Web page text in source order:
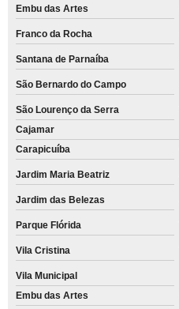
Embu das Artes
Franco da Rocha
Santana de Parnaíba
São Bernardo do Campo
São Lourenço da Serra
Cajamar
Carapicuíba
Jardim Maria Beatriz
Jardim das Belezas
Parque Flórida
Vila Cristina
Vila Municipal
Embu das Artes